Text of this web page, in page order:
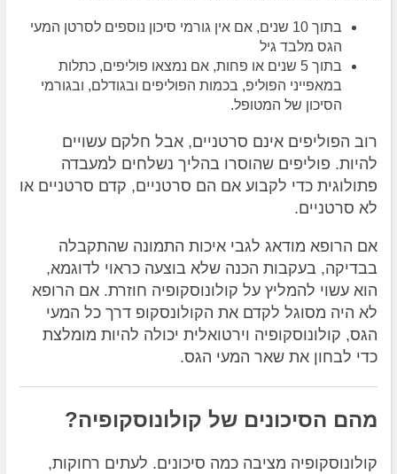
בתוך 10 שנים, אם אין גורמי סיכון נוספים לסרטן המעי
הגס מלבד גיל
בתוך 5 שנים או פחות, אם נמצאו פוליפים, כתלות
במאפייני הפוליפ, בכמות הפוליפים ובגודלם, ובגורמי
הסיכון של המטופל.
רוב הפוליפים אינם סרטניים, אבל חלקם עשויים
להיות. פוליפים שהוסרו בהליך נשלחים למעבדה
פתולוגית כדי לקבוע אם הם סרטניים, קדם סרטניים או
לא סרטניים.
אם הרופא מודאג לגבי איכות התמונה שהתקבלה
בבדיקה, בעקבות הכנה שלא בוצעה כראוי לדוגמא,
הוא עשוי להמליץ ​​על קולונוסקופיה חוזרת. אם הרופא
לא היה מסוגל לקדם את הקולונסקופ דרך כל המעי
הגס, קולונוסקופיה וירטואלית יכולה להיות מומלצת
כדי לבחון את שאר המעי הגס.
מהם הסיכונים של קולונוסקופיה?
קולונוסקופיה מציבה כמה סיכונים. לעתים רחוקות,